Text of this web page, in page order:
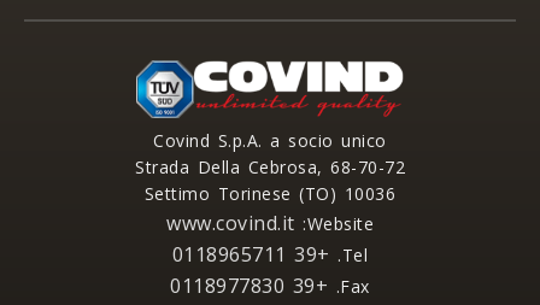
Covind S.p.A. a socio unico
Strada Della Cebrosa, 68-70-72
10036 Settimo Torinese (TO)
Website:
www.covind.it
Tel.
+39 0118965711
Fax.
+39 0118977830